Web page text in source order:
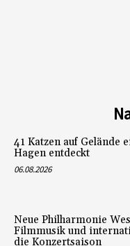
41 Katzen auf Gelände
Hagen entdeckt
06.08.2026
Neue Philharmonie
Filmmusik und
die Konzertsaison